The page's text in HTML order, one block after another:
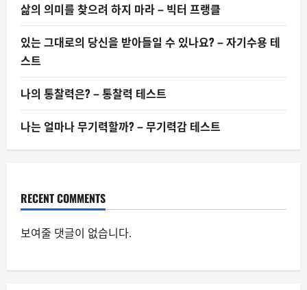
삶의 의미를 찾으려 하지 마라 – 빅터 프랭클
있는 그대로의 당신을 받아들일 수 있나요? – 자기수용 테
스트
나의 통찰력은? – 통찰력 테스트
나는 얼마나 무기력할까? – 무기력감 테스트
RECENT COMMENTS
보여줄 댓글이 없습니다.